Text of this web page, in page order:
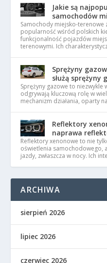
Jakie są
samochodów
Samochody miejsko-terenowe
popularność wśród polskich
funkcjonalność pojazdów
terenowymi. Ich
Sprężyny
służą sprężyny
Sprężyny gazowe to
odgrywają kluczową rolę w
mechanizm działania, oparty
Reflektory
naprawa
Reflektory xenonowe to nie
oświetlenia samochodowego,
jazdy, zwłaszcza w nocy. Ich
ARCHIWA
sierpień 2026
lipiec 2026
czerwiec 2026